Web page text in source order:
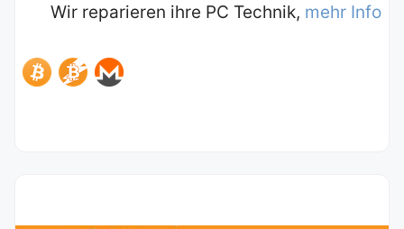
Wir reparieren ihre PC Technik, mehr Info